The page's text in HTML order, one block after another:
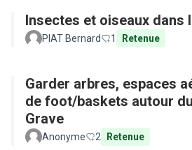
Insectes et oiseaux dans
PIAT Bernard 1 Retenue
Garder arbres, espaces
de foot/baskets autour
Grave
Anonyme 2 Retenue